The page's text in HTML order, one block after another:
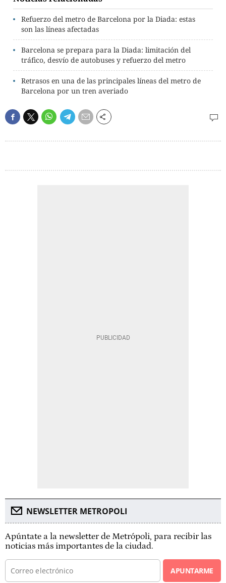
Refuerzo del metro de Barcelona por la Diada: estas
son las líneas afectadas
Barcelona se prepara para la Diada: limitación del
tráfico, desvío de autobuses y refuerzo del metro
Retrasos en una de las principales líneas del metro de
Barcelona por un tren averiado
NEWSLETTER METROPOLI
Apúntate a la newsletter de Metrópoli, para recibir las
noticias más importantes de la ciudad.
APUNTARME